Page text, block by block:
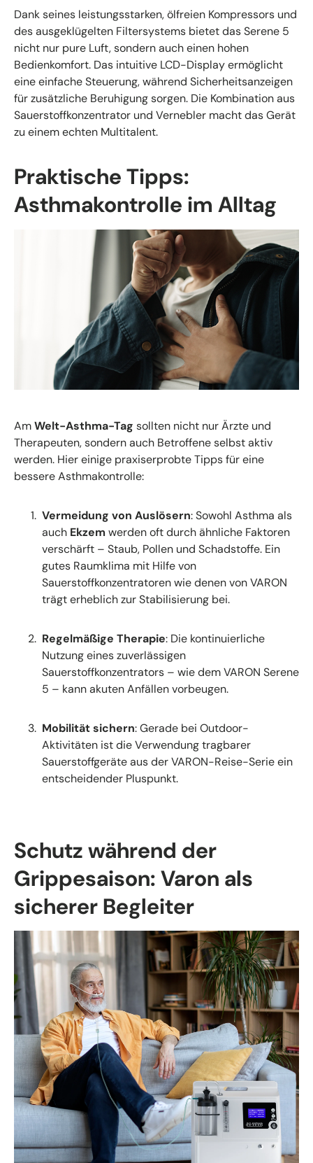
Dank seines leistungsstarken, ölfreien Kompressors und
des ausgeklügelten Filtersystems bietet das Serene 5
nicht nur pure Luft, sondern auch einen hohen
Bedienkomfort. Das intuitive LCD-Display ermöglicht
eine einfache Steuerung, während Sicherheitsanzeigen
für zusätzliche Beruhigung sorgen. Die Kombination aus
Sauerstoffkonzentrator und Vernebler macht das Gerät
zu einem echten Multitalent.
Praktische Tipps:
Asthmakontrolle im Alltag
AmWelt-Asthma-Tag sollten nicht nur Ärzte und
Therapeuten, sondern auch Betroffene selbst aktiv
werden. Hier einige praxiserprobte Tipps für eine
bessere Asthmakontrolle:
Vermeidung von Auslösern: Sowohl Asthma als
auch Ekzemwerden oft durch ähnliche Faktoren
verschärft – Staub, Pollen und Schadstoffe. Ein
gutes Raumklima mit Hilfe von
Sauerstoffkonzentratoren wie denen von VARON
trägt erheblich zur Stabilisierung bei.
Regelmäßige Therapie: Die kontinuierliche
Nutzung eines zuverlässigen
Sauerstoffkonzentrators – wie dem VARON Serene
5 – kann akuten Anfällen vorbeugen.
Mobilität sichern: Gerade bei Outdoor-
Aktivitäten ist die Verwendung tragbarer
Sauerstoffgeräte aus der VARON-Reise-Serie ein
entscheidender Pluspunkt.
Schutz während der
Grippesaison: Varon als
sicherer Begleiter